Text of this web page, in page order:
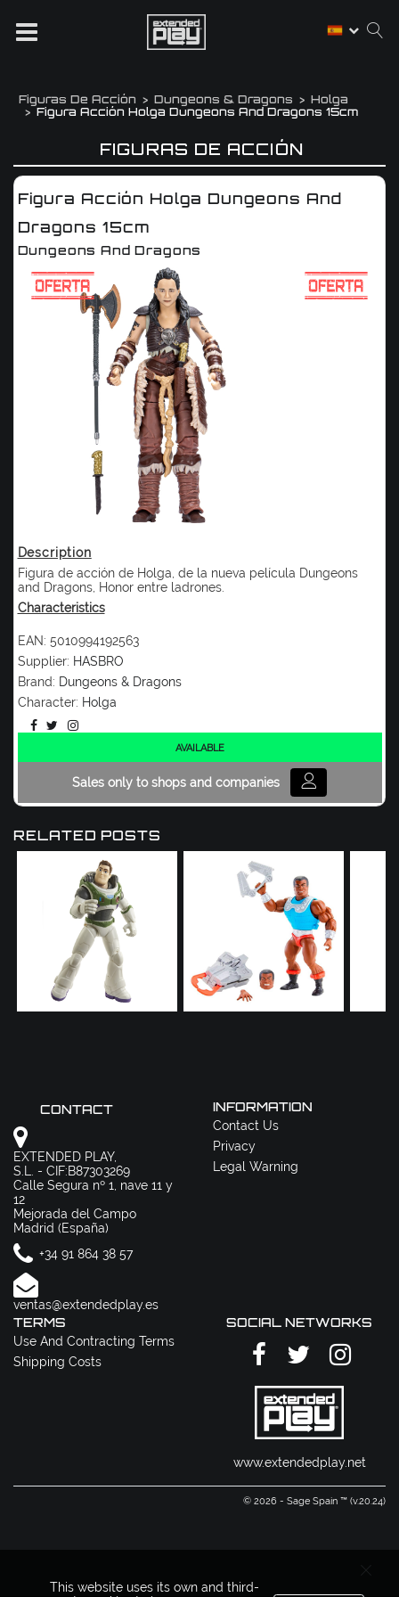
Figuras De Acción Dungeons & Dragons
Holga
Figura Acción Holga Dungeons And Dragons 15cm
FIGURAS DE ACCIÓN
Figura Acción Holga Dungeons And
Dragons 15cm
Dungeons And Dragons
Description
Figura de acción de Holga, de la nueva película Dungeons
and Dragons, Honor entre ladrones.
Characteristics
EAN: 5010994192563
Supplier: HASBRO
Brand: Dungeons & Dragons
Character: Holga
AVAILABLE
Sales only to shops and companies
RELATED POSTS
CONTACT
EXTENDED PLAY,
S.L. - CIF:B87303269
Calle Segura nº 1, nave 11 y
12
Mejorada del Campo
Madrid (España)
+34 91 864 38 57
ventas@extendedplay.es
INFORMATION
Contact Us
Privacy
Legal Warning
TERMS
Use And Contracting Terms
Shipping Costs
SOCIAL NETWORKS
www.extendedplay.net
© 2026 - Sage Spain ™ (v.20.24)
This website uses its own and third-